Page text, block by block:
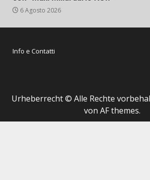
6 Agosto 2026
Info e Contatti
Urheberrecht © Alle Rechte
von AF themes.